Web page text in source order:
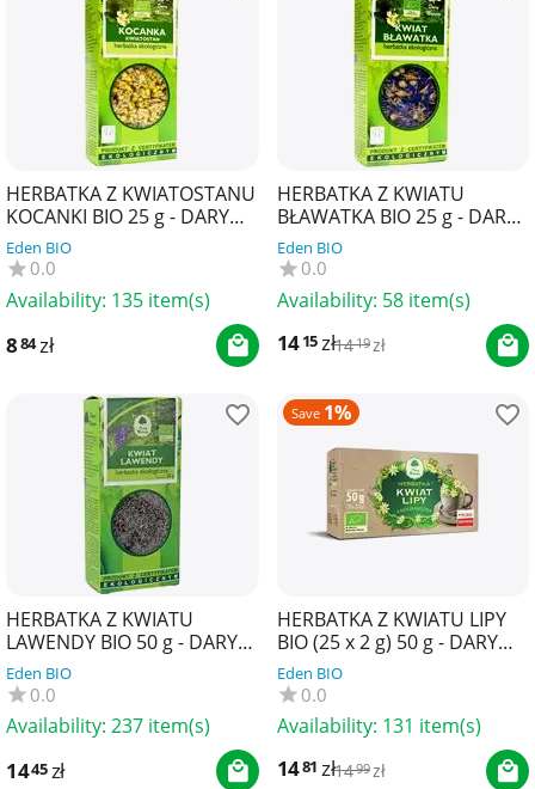
HERBATKA Z KWIATOSTANU
KOCANKI BIO 25 g - DARY
NATURY
Eden BIO
0.0
Availability: 135 item(s)
884zł
HERBATKA Z KWIATU
BŁAWATKA BIO 25 g - DARY
NATURY
Eden BIO
0.0
Availability: 58 item(s)
1415zł1419 zł
HERBATKA Z KWIATU
LAWENDY BIO 50 g - DARY
NATURY
Eden BIO
0.0
Availability: 237 item(s)
1445zł
Save 1%
HERBATKA Z KWIATU LIPY
BIO (25 x 2 g) 50 g - DARY
NATURY
Eden BIO
0.0
Availability: 131 item(s)
1481 zł1499zł